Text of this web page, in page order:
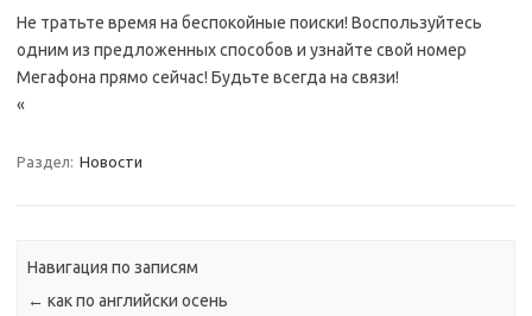
Не тратьте время на беспокойные поиски! Воспользуйтесь
одним из предложенных способов и узнайте свой номер
Мегафона прямо сейчас! Будьте всегда на связи!
«
Раздел: Новости
Навигация по записям
← как по английски осень